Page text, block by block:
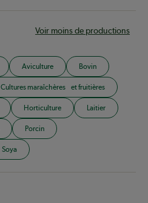
Voir moins de productions
Aviculture Bovin
Cultures maraîchères et fruitières
Horticulture Laitier
Porcin
Soya